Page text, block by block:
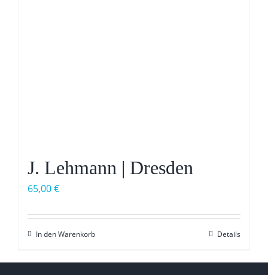
J. Lehmann | Dresden
65,00€
In den Warenkorb Details